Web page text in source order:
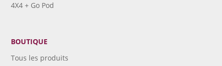
4X4 + Go Pod
BOUTIQUE
Tous les produits